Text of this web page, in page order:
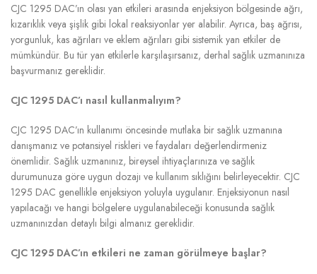
CJC 1295 DAC’ın olası yan etkileri arasında enjeksiyon bölgesinde ağrı,
kızarıklık veya şişlik gibi lokal reaksiyonlar yer alabilir. Ayrıca, baş ağrısı,
yorgunluk, kas ağrıları ve eklem ağrıları gibi sistemik yan etkiler de
mümkündür. Bu tür yan etkilerle karşılaşırsanız, derhal sağlık uzmanınıza
başvurmanız gereklidir.
CJC 1295 DAC’ı nasıl kullanmalıyım?
CJC 1295 DAC’ın kullanımı öncesinde mutlaka bir sağlık uzmanına
danışmanız ve potansiyel riskleri ve faydaları değerlendirmeniz
önemlidir. Sağlık uzmanınız, bireysel ihtiyaçlarınıza ve sağlık
durumunuza göre uygun dozajı ve kullanım sıklığını belirleyecektir. CJC
1295 DAC genellikle enjeksiyon yoluyla uygulanır. Enjeksiyonun nasıl
yapılacağı ve hangi bölgelere uygulanabileceği konusunda sağlık
uzmanınızdan detaylı bilgi almanız gereklidir.
CJC 1295 DAC’ın etkileri ne zaman görülmeye başlar?